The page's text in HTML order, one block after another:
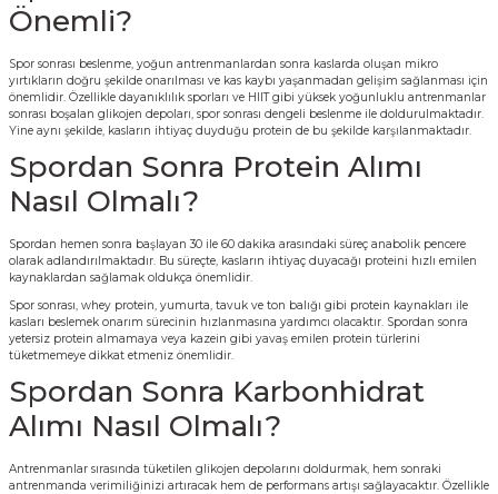
Önemli?
Spor sonrası beslenme, yoğun antrenmanlardan sonra kaslarda oluşan mikro
yırtıkların doğru şekilde onarılması ve kas kaybı yaşanmadan gelişim sağlanması için
önemlidir. Özellikle dayanıklılık sporları ve HIIT gibi yüksek yoğunluklu antrenmanlar
sonrası boşalan glikojen depoları, spor sonrası dengeli beslenme ile doldurulmaktadır.
Yine aynı şekilde, kasların ihtiyaç duyduğu protein de bu şekilde karşılanmaktadır.
Spordan Sonra Protein Alımı
Nasıl Olmalı?
Spordan hemen sonra başlayan 30 ile 60 dakika arasındaki süreç anabolik pencere
olarak adlandırılmaktadır. Bu süreçte, kasların ihtiyaç duyacağı proteini hızlı emilen
kaynaklardan sağlamak oldukça önemlidir.
Spor sonrası, whey protein, yumurta, tavuk ve ton balığı gibi protein kaynakları ile
kasları beslemek onarım sürecinin hızlanmasına yardımcı olacaktır. Spordan sonra
yetersiz protein almamaya veya kazein gibi yavaş emilen protein türlerini
tüketmemeye dikkat etmeniz önemlidir.
Spordan Sonra Karbonhidrat
Alımı Nasıl Olmalı?
Antrenmanlar sırasında tüketilen glikojen depolarını doldurmak, hem sonraki
antrenmanda verimiliğinizi artıracak hem de performans artışı sağlayacaktır. Özellikle